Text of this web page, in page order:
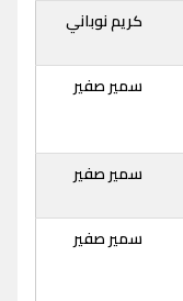
كريم نوباني
سمير صفير
سمير صفير
سمير صفير